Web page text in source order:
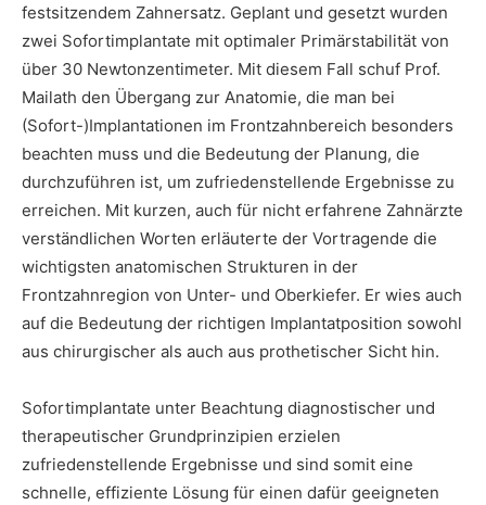
festsitzendem Zahnersatz. Geplant und gesetzt wurden
zwei Sofortimplantate mit optimaler Primärstabilität von
über 30 Newtonzentimeter. Mit diesem Fall schuf Prof.
Mailath den Übergang zur Anatomie, die man bei
(Sofort-)Implantationen im Frontzahnbereich besonders
beachten muss und die Bedeutung der Planung, die
durchzuführen ist, um zufriedenstellende Ergebnisse zu
erreichen. Mit kurzen, auch für nicht erfahrene Zahnärzte
verständlichen Worten erläuterte der Vortragende die
wichtigsten anatomischen Strukturen in der
Frontzahnregion von Unter- und Oberkiefer. Er wies auch
auf die Bedeutung der richtigen Implantatposition sowohl
aus chirurgischer als auch aus prothetischer Sicht hin.
Sofortimplantate unter Beachtung diagnostischer und
therapeutischer Grundprinzipien erzielen
zufriedenstellende Ergebnisse und sind somit eine
schnelle, effiziente Lösung für einen dafür geeigneten